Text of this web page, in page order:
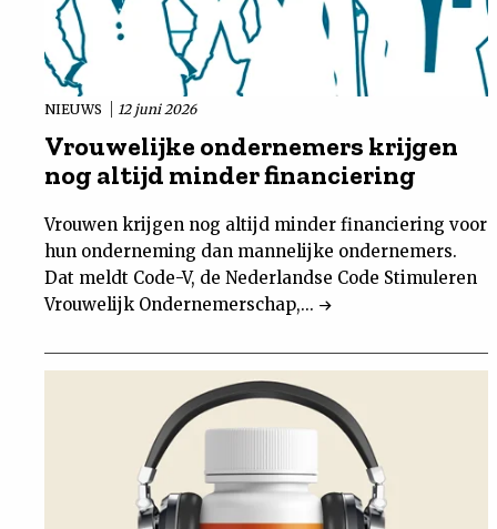
NIEUWS 12 juni 2026
Vrouwelijke ondernemers krijgen
nog altijd minder financiering
Vrouwen krijgen nog altijd minder financiering voor
hun onderneming dan mannelijke ondernemers.
Dat meldt Code-V, de Nederlandse Code Stimuleren
Vrouwelijk Ondernemerschap,...